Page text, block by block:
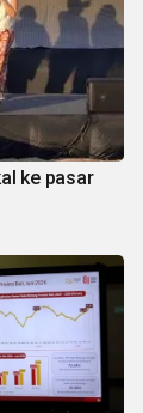
ke pasar